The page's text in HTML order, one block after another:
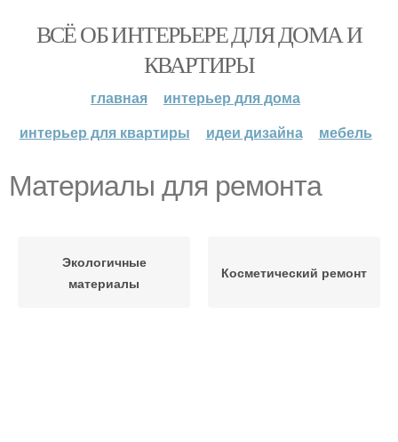
ВСЁ ОБ ИНТЕРЬЕРЕ ДЛЯ ДОМА И
КВАРТИРЫ
главная
интерьер для дома
интерьер для квартиры
идеи дизайна мебель
Материалы для ремонта
Экологичные
материалы
Косметический ремонт